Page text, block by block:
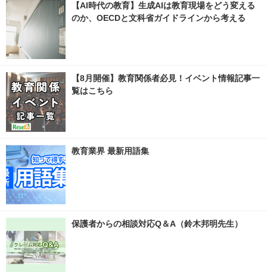
【AI時代の教育】生成AIは教育現場をどう変える
のか、OECDと文科省ガイドラインから考える
【8月開催】教育関係者必見！イベント情報記事一
覧はこちら
教育業界 最新用語集
保護者からの相談対応Q＆A（鈴木邦明先生）